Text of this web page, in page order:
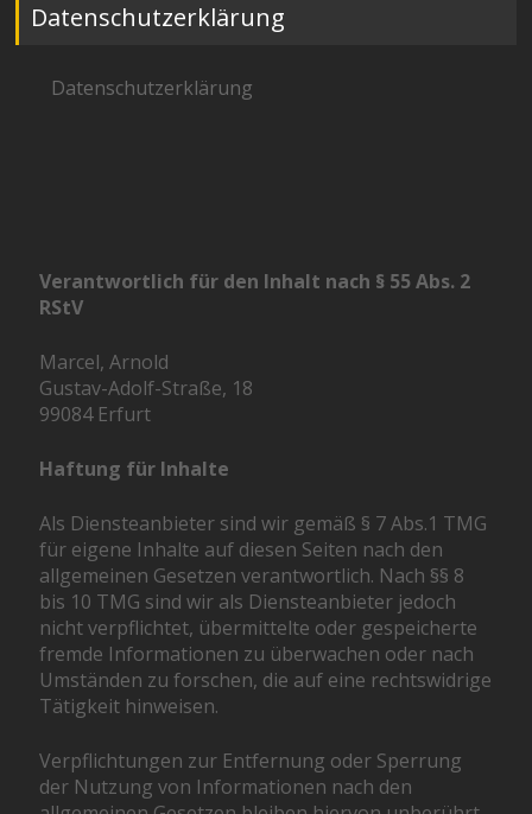
Datenschutzerklärung
Datenschutzerklärung
Verantwortlich für den Inhalt nach § 55 Abs. 2
RStV
Marcel, Arnold
Gustav-Adolf-Straße, 18
99084 Erfurt
Haftung für Inhalte
Als Diensteanbieter sind wir gemäß § 7 Abs.1 TMG
für eigene Inhalte auf diesen Seiten nach den
allgemeinen Gesetzen verantwortlich. Nach §§ 8
bis 10 TMG sind wir als Diensteanbieter jedoch
nicht verpflichtet, übermittelte oder gespeicherte
fremde Informationen zu überwachen oder nach
Umständen zu forschen, die auf eine rechtswidrige
Tätigkeit hinweisen.
Verpflichtungen zur Entfernung oder Sperrung
der Nutzung von Informationen nach den